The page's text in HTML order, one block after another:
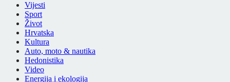
Vijesti
Sport
Život
Hrvatska
Kultura
Auto, moto & nautika
Hedonistika
Video
Energija i ekologija